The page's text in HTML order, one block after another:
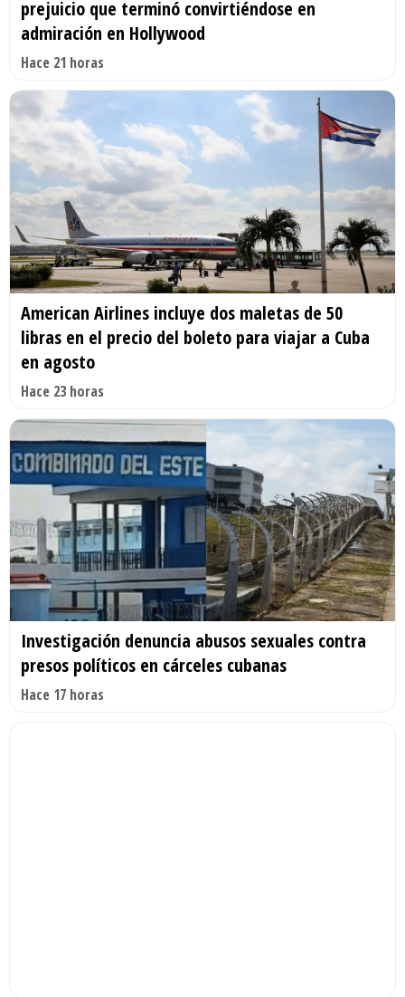
prejuicio que terminó convirtiéndose en
admiración en Hollywood
Hace 21 horas
American Airlines incluye dos maletas de 50
libras en el precio del boleto para viajar a Cuba
en agosto
Hace 23 horas
Investigación denuncia abusos sexuales contra
presos políticos en cárceles cubanas
Hace 17 horas